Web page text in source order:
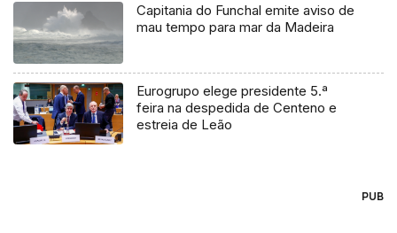
Capitania do Funchal emite aviso de
mau tempo para mar da Madeira
Eurogrupo elege presidente 5.ª
feira na despedida de Centeno e
estreia de Leão
PUB